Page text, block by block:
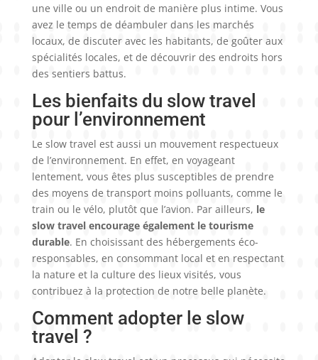
une ville ou un endroit de manière plus intime. Vous
avez le temps de déambuler dans les marchés
locaux, de discuter avec les habitants, de goûter aux
spécialités locales, et de découvrir des endroits hors
des sentiers battus.
Les bienfaits du slow travel
pour l’environnement
Le slow travel est aussi un mouvement respectueux
de l’environnement. En effet, en voyageant
lentement, vous êtes plus susceptibles de prendre
des moyens de transport moins polluants, comme le
train ou le vélo, plutôt que l’avion. Par ailleurs, le
slow travel encourage également le tourisme
durable. En choisissant des hébergements éco-
responsables, en consommant local et en respectant
la nature et la culture des lieux visités, vous
contribuez à la protection de notre belle planète.
Comment adopter le slow
travel ?